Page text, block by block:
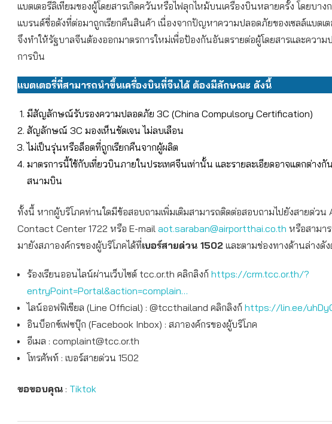
แบตเตอรี่ลิเทียมของผู้โดยสารเกิดควันหรือไฟลุกไหม้บนเครื่องบินหลายครั้ง โดยบาง
แบรนด์ชื่อดังที่ต่อมาถูกเรียกคืนสินค้า เนื่องจากปัญหาความปลอดภัยของเซลล์แบตเ
จึงทำให้รัฐบาลจีนต้องออกมาตรการใหม่เพื่อป้องกันอันตรายต่อผู้โดยสารและความ
การบิน
แบตเตอรี่ที่สามารถนำขึ้นเครื่องบินที่จีนได้ ต้องมีลักษณะ ดังนี้
มีสัญลักษณ์รับรองความปลอดภัย 3C (China Compulsory Certification)
สัญลักษณ์ 3C มองเห็นชัดเจน ไม่ลบเลือน
ไม่เป็นรุ่นหรือล็อตที่ถูกเรียกคืนจากผู้ผลิต
มาตรการนี้ใช้กับเที่ยวบินภายในประเทศจีนเท่านั้น และรายละเอียดอาจแตกต่างกั
สนามบิน
ทั้งนี้ หากผู้บริโภคท่านใดมีข้อสอบถามเพิ่มเติมสามารถติดต่อสอบถามไปยังสายด่วน
Contact Center 1722 หรือ E-mail aot.saraban@airportthai.co.th หรือสามา
มายังสภาองค์กรของผู้บริโภคได้ที่เบอร์สายด่วน 1502 และตามช่องทางด้านล่างดั
ร้องเรียนออนไลน์ผ่านเว็บไซต์ tcc.or.th คลิกลิงก์ https://crm.tcc.or.th/?
entryPoint=Portal&action=complain…
ไลน์ออฟฟิเชียล (Line Official) : @tccthailand คลิกลิงก์ https://lin.ee/
อินบ็อกซ์เฟซบุ๊ก (Facebook Inbox) : สภาองค์กรของผู้บริโภค
อีเมล : complaint@tcc.or.th
โทรศัพท์ : เบอร์สายด่วน 1502
ขอขอบคุณ : Tiktok